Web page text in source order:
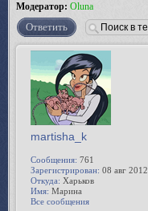
Модератор: Oluna
Ответить
martisha_k
Сообщения: 761
Зарегистрирован: 08 авг 2012
Откуда: Харьков
Имя: Марина
Все сообщения